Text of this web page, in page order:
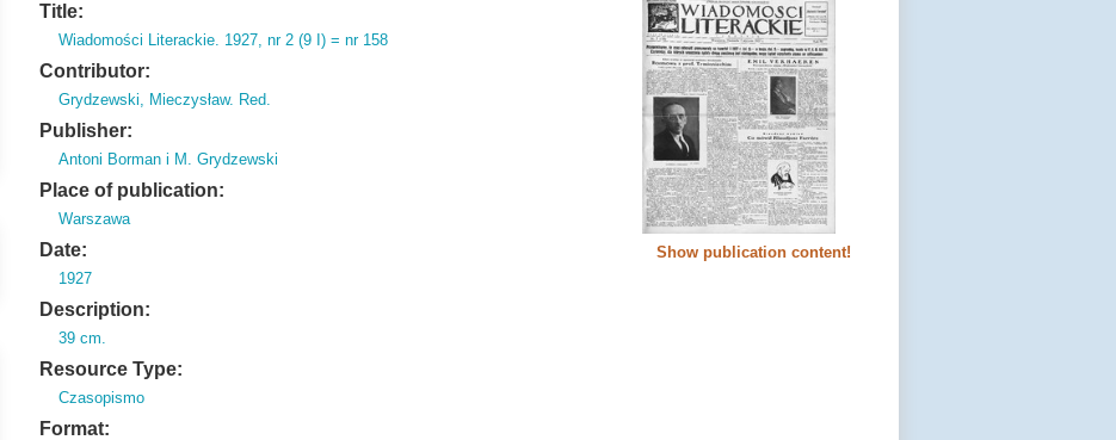
Show publication content!
Title:
Wiadomości Literackie. 1927, nr 2 (9 I) = nr 158
Contributor:
Grydzewski, Mieczysław. Red.
Publisher:
Antoni Borman i M. Grydzewski
Place of publication:
Warszawa
Date:
1927
Description:
39 cm.
Resource Type:
Czasopismo
Format: